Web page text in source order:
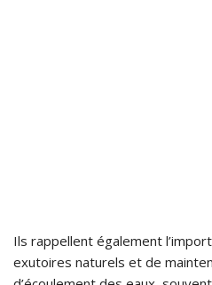
Ils rappellent également
exutoires naturels et de